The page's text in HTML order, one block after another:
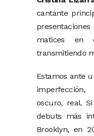
cantante
matices en
transmitiendo
Estamos ante
oscuro, real.
debuts más
Brooklyn, en